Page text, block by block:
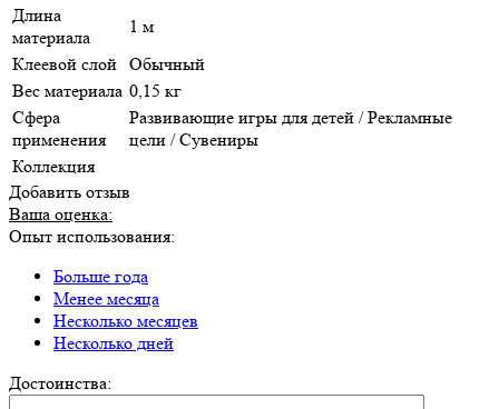
Длина
материала
1 м
Клеевой слой Обычный
Вес материала 0,15 кг
Сфера
применения
Развивающие игры для детей / Рекламные
цели / Сувениры
Коллекция
Добавить отзыв
Ваша оценка:
Опыт использования:
Больше года
Менее месяца
Несколько месяцев
Несколько дней
Достоинства: